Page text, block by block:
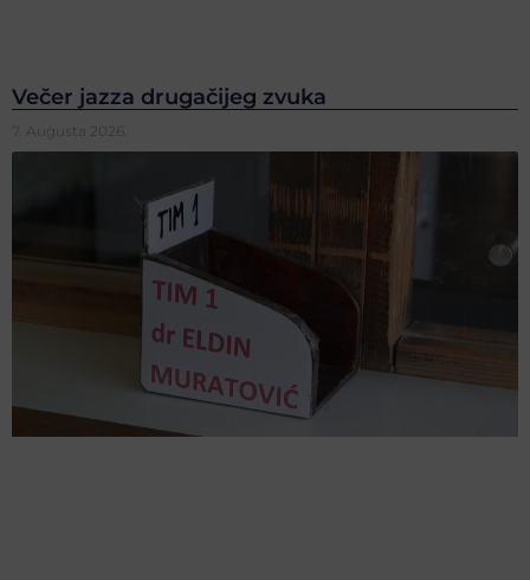
Večer jazza drugačijeg zvuka
7. Augusta 2026.